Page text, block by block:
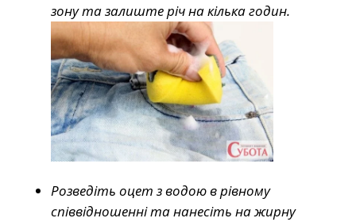
зону та залиште річ на кілька годин.
Розведіть оцет з водою в рівному
співвідношенні та нанесіть на жирну